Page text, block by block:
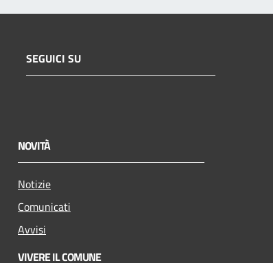
SEGUICI SU
NOVITÀ
Notizie
Comunicati
Avvisi
VIVERE IL COMUNE